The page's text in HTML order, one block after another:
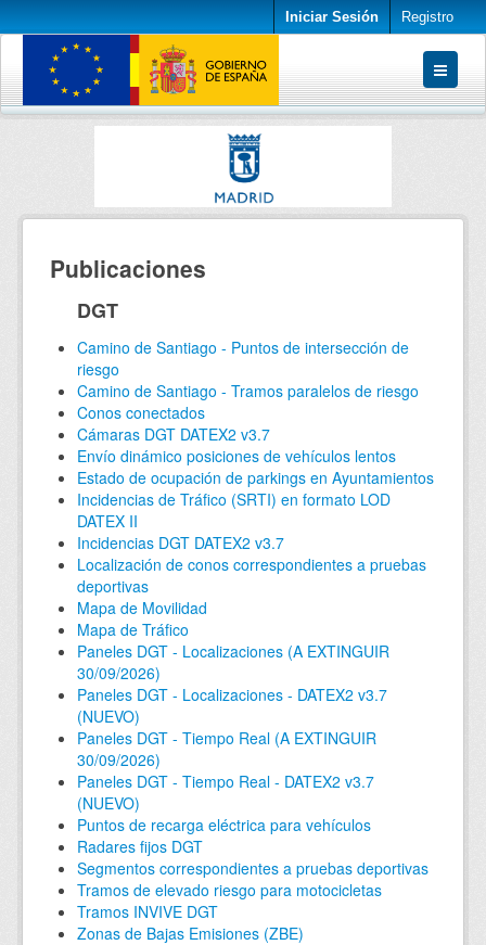
Iniciar Sesión Registro
Conjuntos de datos
Publicaciones
DGT
Camino de Santiago - Puntos de intersección de
riesgo
Camino de Santiago - Tramos paralelos de riesgo
Conos conectados
Cámaras DGT DATEX2 v3.7
Envío dinámico posiciones de vehículos lentos
Estado de ocupación de parkings en Ayuntamientos
Incidencias de Tráfico (SRTI) en formato LOD
DATEX II
Incidencias DGT DATEX2 v3.7
Localización de conos correspondientes a pruebas
deportivas
Mapa de Movilidad
Mapa de Tráfico
Paneles DGT - Localizaciones (A EXTINGUIR
30/09/2026)
Paneles DGT - Localizaciones - DATEX2 v3.7
(NUEVO)
Paneles DGT - Tiempo Real (A EXTINGUIR
30/09/2026)
Paneles DGT - Tiempo Real - DATEX2 v3.7
(NUEVO)
Puntos de recarga eléctrica para vehículos
Radares fijos DGT
Segmentos correspondientes a pruebas deportivas
Tramos de elevado riesgo para motocicletas
Tramos INVIVE DGT
Zonas de Bajas Emisiones (ZBE)